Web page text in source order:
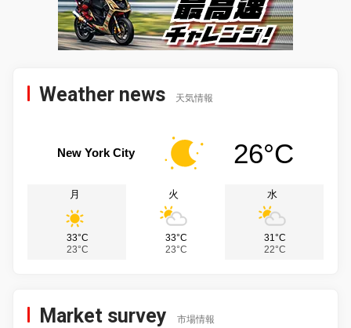
Weather news 天気情報
New York City 26°C
月
33°C
23°C
火
33°C
23°C
水
31°C
22°C
Market survey 市場情報